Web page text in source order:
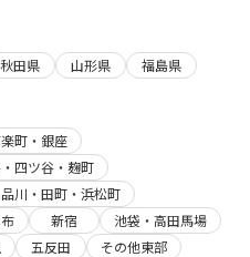
秋田県 山形県
福島県
町・銀座
四ツ谷・麹町
品川・田町・浜松町
新宿
池袋・高田馬場
五反田
その他東部